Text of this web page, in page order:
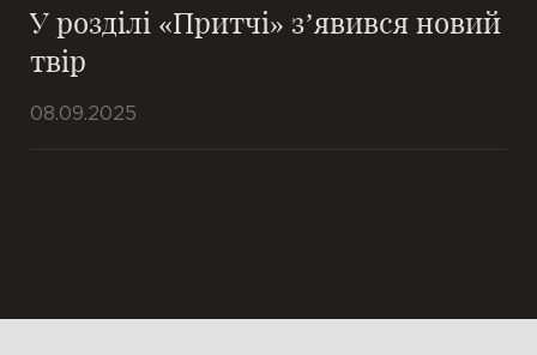
У розділі «Притчі» з’явився новий
твір
08.09.2025